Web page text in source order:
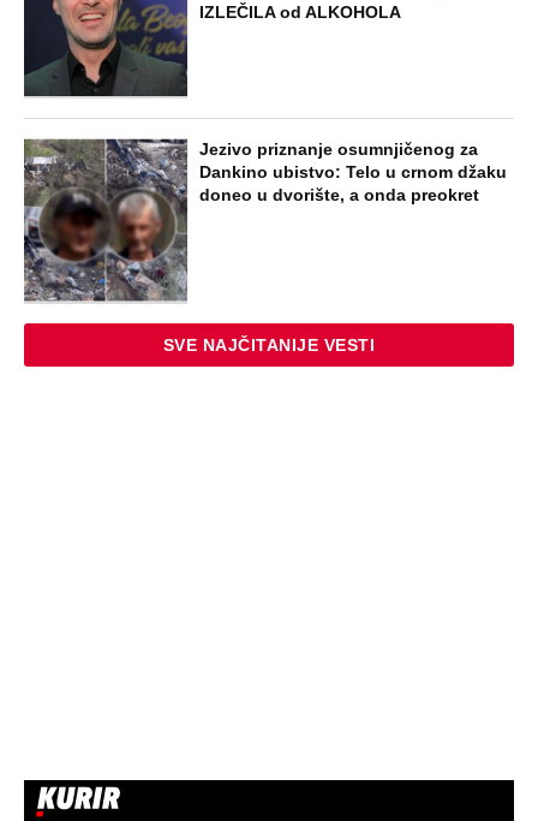
IZLEČILA od ALKOHOLA
Jezivo priznanje osumnjičenog za
Dankino ubistvo: Telo u crnom džaku
doneo u dvorište, a onda preokret
SVE NAJČITANIJE VESTI